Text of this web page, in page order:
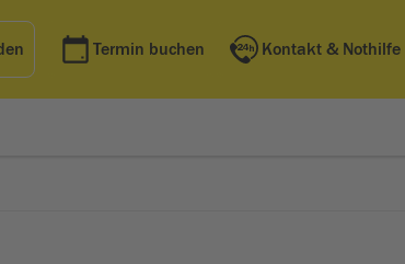
Termin buchen Kontakt & Nothilfe